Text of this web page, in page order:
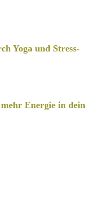
Yoga und Stress-
Energie in dein